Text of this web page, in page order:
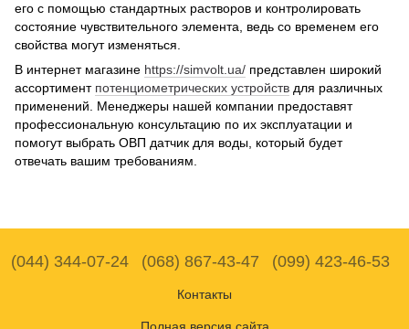
его с помощью стандартных растворов и контролировать
состояние чувствительного элемента, ведь со временем его
свойства могут изменяться.
В интернет магазине https://simvolt.ua/ представлен широкий
ассортимент потенциометрических устройств для различных
применений. Менеджеры нашей компании предоставят
профессиональную консультацию по их эксплуатации и
помогут выбрать ОВП датчик для воды, который будет
отвечать вашим требованиям.
(044) 344-07-24 (068) 867-43-47 (099) 423-46-53
Контакты